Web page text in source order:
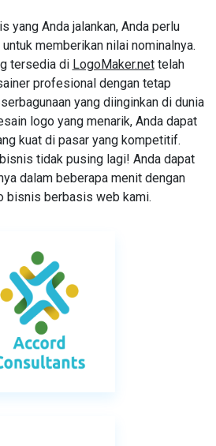
yang Anda jalankan, Anda perlu
memberikan nilai nominalnya.
tersedia di LogoMaker.nettelah
profesional dengan tetap
yang diinginkan di dunia
logo yang menarik, Anda dapat
kuat di pasar yang kompetitif.
tidak pusing lagi! Anda dapat
dalam beberapa menit dengan
bisnis berbasis web kami.